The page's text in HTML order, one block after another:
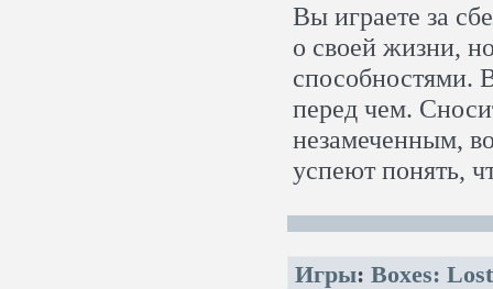
Вы играете за
о своей жизни,
способностями.
перед чем.
незамеченным,
успеют понять,
Игры: Boxes: